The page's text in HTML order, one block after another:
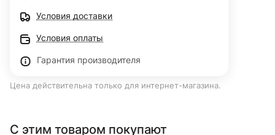
Условия доставки
Условия оплаты
Гарантия производителя
Цена действительна только для интернет-магазина.
С этим товаром покупают